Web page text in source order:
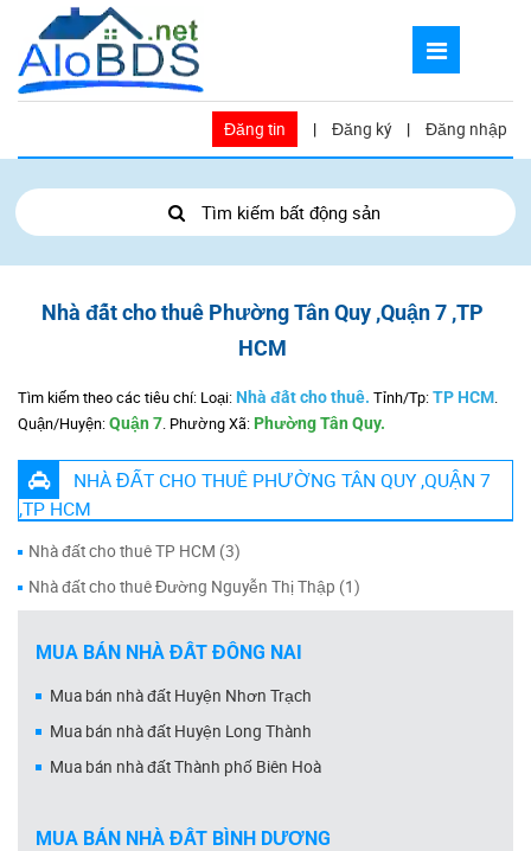
Đăng tin | Đăng ký | Đăng nhập
Tìm kiếm bất động sản
Nhà đất cho thuê Phường Tân Quy ,Quận 7 ,TP
HCM
Tìm kiếm theo các tiêu chí: Loại: Nhà đất cho thuê. Tỉnh/Tp:TP HCM.
Quận/Huyện:Quận 7. Phường Xã: Phường Tân Quy.
NHÀ ĐẤT CHO THUÊ PHƯỜNG TÂN QUY ,QUẬN 7
,TP HCM
Nhà đất cho thuê TP HCM (3)
Nhà đất cho thuê Đường Nguyễn Thị Thập (1)
MUA BÁN NHÀ ĐẤT ĐỒNG NAI
Mua bán nhà đất Huyện Nhơn Trạch
Mua bán nhà đất Huyện Long Thành
Mua bán nhà đất Thành phố Biên Hoà
MUA BÁN NHÀ ĐẤT BÌNH DƯƠNG